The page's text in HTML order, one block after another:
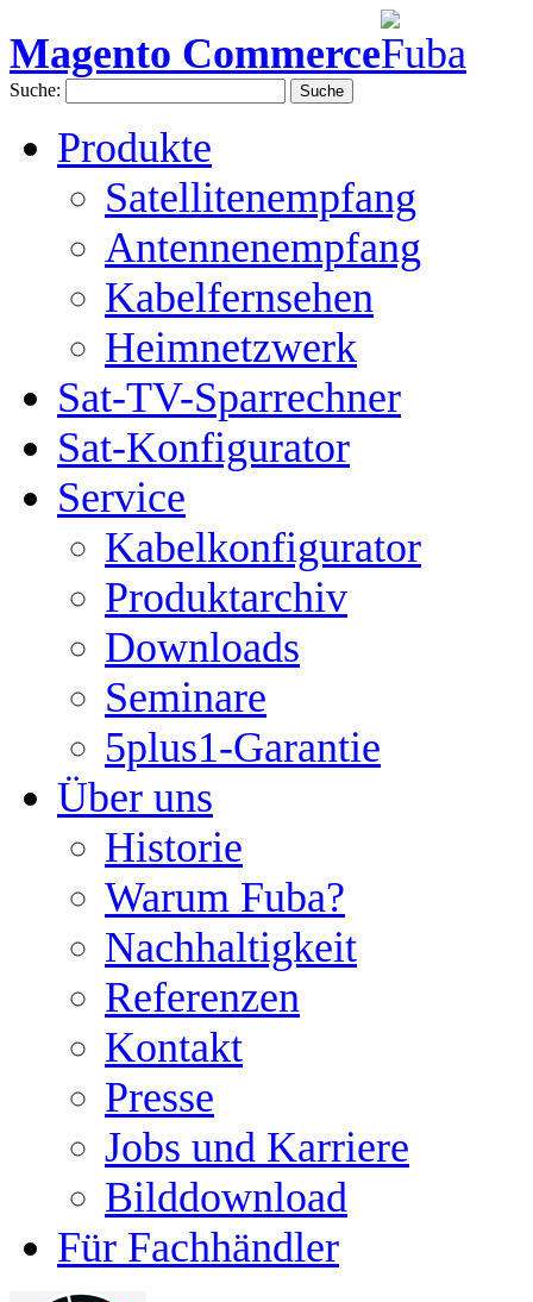
Magento Commerce
Suche: Suche
Produkte
Satellitenempfang
Antennenempfang
Kabelfernsehen
Heimnetzwerk
Sat-TV-Sparrechner
Sat-Konfigurator
Service
Kabelkonfigurator
Produktarchiv
Downloads
Seminare
5plus1-Garantie
Über uns
Historie
Warum Fuba?
Nachhaltigkeit
Referenzen
Kontakt
Presse
Jobs und Karriere
Bilddownload
Für Fachhändler